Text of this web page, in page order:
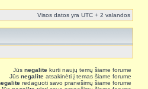
Visos datos yra UTC + 2 valandos
Jūs negalite kurti naujų temų šiame forume
Jūs negalite atsakinėti į temas šiame forume
redaguoti savo pranešimų šiame forume